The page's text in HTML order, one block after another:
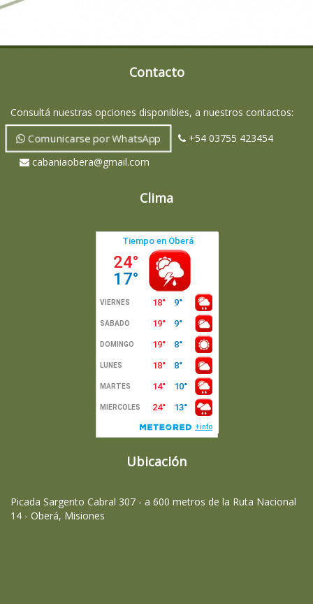
Contacto
Consultá nuestras opciones disponibles, a nuestros contactos:
Comunicarse por WhatsApp
+54 03755 423454
cabaniaobera@gmail.com
Clima
Ubicación
Picada Sargento Cabral 307 - a 600 metros de la Ruta Nacional
14 - Oberá, Misiones